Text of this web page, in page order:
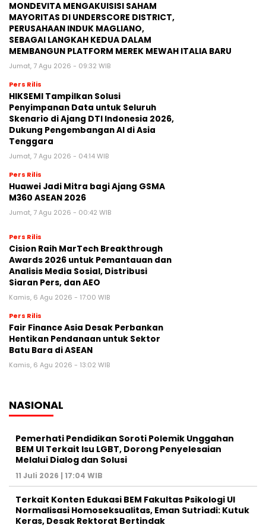
MONDEVITA MENGAKUISISI SAHAM
MAYORITAS DI UNDERSCORE DISTRICT,
PERUSAHAAN INDUK MAGLIANO,
SEBAGAI LANGKAH KEDUA DALAM
MEMBANGUN PLATFORM MEREK MEWAH ITALIA BARU
Jumat, 7 Agu 2026 - 09:32 WIB
Pers Rilis
HIKSEMI Tampilkan Solusi
Penyimpanan Data untuk Seluruh
Skenario di Ajang DTI Indonesia 2026,
Dukung Pengembangan AI di Asia
Tenggara
Jumat, 7 Agu 2026 - 04:14 WIB
Pers Rilis
Huawei Jadi Mitra bagi Ajang GSMA
M360 ASEAN 2026
Jumat, 7 Agu 2026 - 00:42 WIB
Pers Rilis
Cision Raih MarTech Breakthrough
Awards 2026 untuk Pemantauan dan
Analisis Media Sosial, Distribusi
Siaran Pers, dan AEO
Kamis, 6 Agu 2026 - 17:00 WIB
Pers Rilis
Fair Finance Asia Desak Perbankan
Hentikan Pendanaan untuk Sektor
Batu Bara di ASEAN
Kamis, 6 Agu 2026 - 13:02 WIB
NASIONAL
Pemerhati Pendidikan Soroti Polemik Unggahan
BEM UI Terkait Isu LGBT, Dorong Penyelesaian
Melalui Dialog dan Solusi
11 Juli 2026 | 17:04 WIB
Terkait Konten Edukasi BEM Fakultas Psikologi UI
Normalisasi Homoseksualitas, Eman Sutriadi: Kutuk
Keras, Desak Rektorat Bertindak